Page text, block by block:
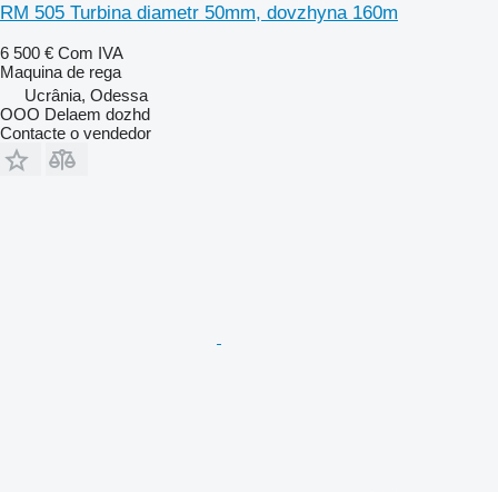
RM 505 Turbina diametr 50mm, dovzhyna 160m
6 500 € Com IVA
Maquina de rega
Ucrânia, Odessa
OOO Delaem dozhd
Contacte o vendedor